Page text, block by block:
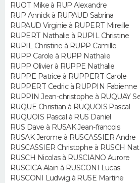
Forum
Aménagement intérieur
Extérieur
Cuisine
Salle de bains
Jardinage
Rangement
WEEK-END
Guides de France
Escapades
Patrimoine
Expositions
Musées
Week-end nature
+
LIFESTYLE
Art de vivre
Bien-être
Loisirs
Mode
Modes de vie
SANTE
Alimentation
Guide de la santé
Maladies
Médicaments
Sommeil
VOYAGE
Destinations
City break
Voyage nature
Voyage de noces
Forum
Climat
+
PHOTO
GUIDES D'ACHAT
BONS PLANS
CARTE DE VOEUX
RUOT Mike à RUP Alexandre
RUP Annick à RUPAUD Sabrina
RUPAUD Virginie à RUPERT Mireille
RUPERT Nathalie à RUPIL Christine
RUPIL Christine à RUPP Camille
RUPP Carole à RUPP Nathalie
RUPP Olivier à RUPPE Nathalie
RUPPE Patrice à RUPPERT Carole
RUPPERT Cedric à RUPPIN Fabienne
RUPPIN Jean-christophe à RUQUAY
RUQUE Christian à RUQUOIS Pascal
RUQUOIS Pascal à RUS Daniel
RUS Dave à RUSAK Jean-francois
RUSAK Jerome à RUSCASSIER Andre
RUSCASSIER Christophe à RUSCH
RUSCH Nicolas à RUSCIANO Aurore
RUSCICA Alain à RUSCONI Lucas
RUSCONI Ludwig à RUSE Martine